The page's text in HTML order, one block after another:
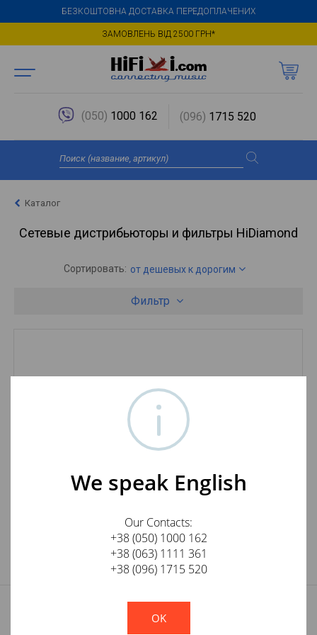
БЕЗКОШТОВНА ДОСТАВКА ПЕРЕДОПЛАЧЕНИХ
ЗАМОВЛЕНЬ ВІД 2500 ГРН*
(050) 1000 162 (096) 1715 520
Каталог
Сетевые дистрибьюторы и фильтры HiDiamond
Сортировать: от дешевых к дорогим
Фильтр
We speak English
Our Contacts:
+38 (050) 1000 162
+38 (063) 1111 361
+38 (096) 1715 520
!
Not valid!
OK